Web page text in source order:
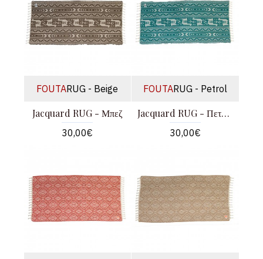
FOUTARUG - Beige
Jacquard RUG - Μπεζ
30,00€
FOUTARUG - Petrol
Jacquard RUG - Πετρόλ
30,00€